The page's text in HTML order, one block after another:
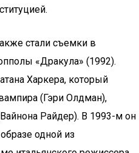
стали съемки в
«Дракула» (1992).
Харкера, который
(Гэри Олдман),
Райдер). В 1993-м он
одной из